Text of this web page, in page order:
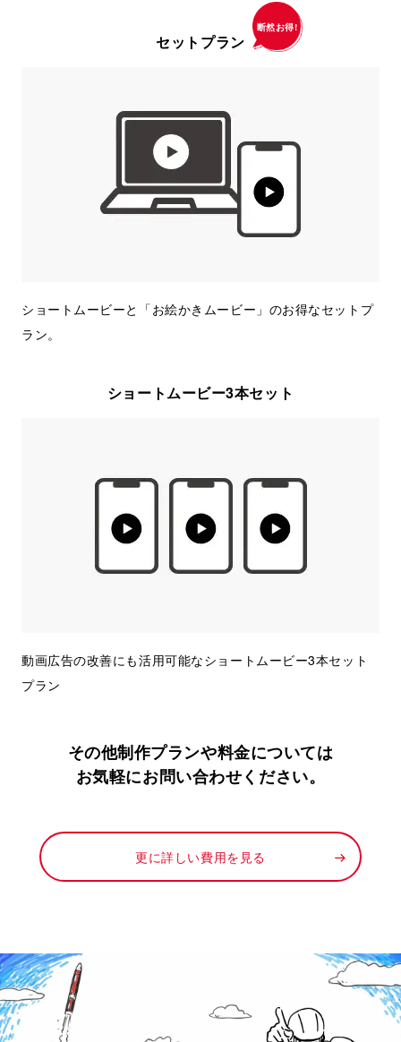
セットプラン
断然お得!
ショートムービーと「お絵かきムービー」のお得なセットプ
ラン。
ショートムービー3本セット
動画広告の改善にも活用可能なショートムービー3本セット
プラン
その他制作プランや料金については
お気軽にお問い合わせください。
更に詳しい費用を見る